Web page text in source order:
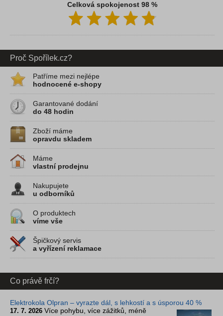
Celková spokojenost 98 %
Proč Spořílek.cz?
Patříme mezi nejlépe
hodnocené e-shopy
Garantované dodání
do 48 hodin
Zboží máme
opravdu skladem
Máme
vlastní prodejnu
Nakupujete
u odborníků
O produktech
víme vše
Špičkový servis
a vyřízení reklamace
Co právě frčí?
Elektrokola Olpran – vyrazte dál, s lehkostí a s úsporou 40 %
17. 7. 2026 Více pohybu, více zážitků, méně